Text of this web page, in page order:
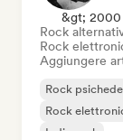
&gt; 2000
Rock
Rock
Aggiungere
Rock
Rock
Indie rock